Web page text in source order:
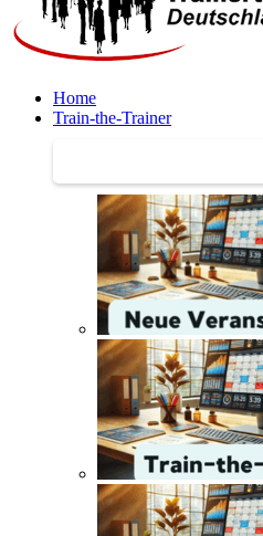
Home
Train-the-Trainer